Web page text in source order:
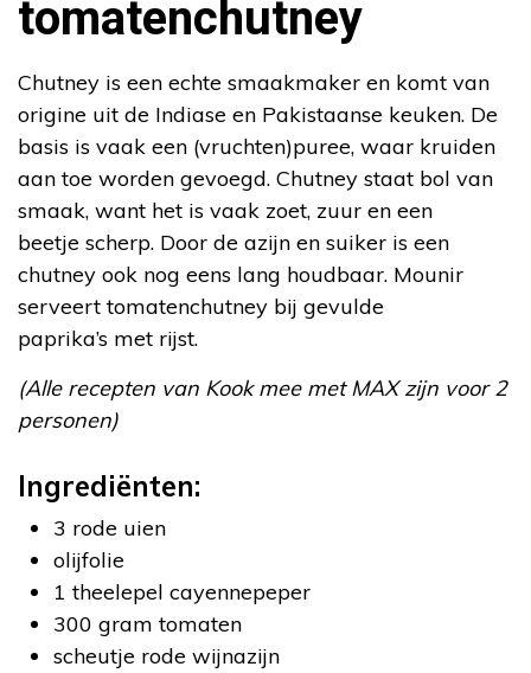
tomatenchutney
Chutney is een echte smaakmaker en komt van
origine uit de Indiase en Pakistaanse keuken. De
basis is vaak een (vruchten)puree, waar kruiden
aan toe worden gevoegd. Chutney staat bol van
smaak, want het is vaak zoet, zuur en een
beetje scherp. Door de azijn en suiker is een
chutney ook nog eens lang houdbaar. Mounir
serveert tomatenchutney bij gevulde
paprika’s met rijst.
(Alle recepten van Kook mee met MAX zijn voor 2
personen)
Ingrediënten:
3 rode uien
olijfolie
1 theelepel cayennepeper
300 gram tomaten
scheutje rode wijnazijn